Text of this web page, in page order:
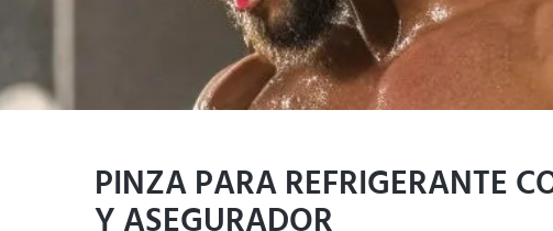
PINZA PARA REFRIGERANTE